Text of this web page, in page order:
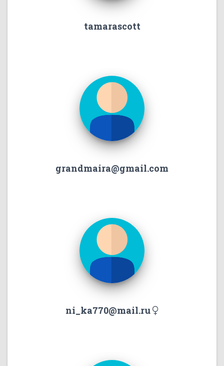
tamarascott
grandmaira@gmail.com
ni_ka770@mail.ru